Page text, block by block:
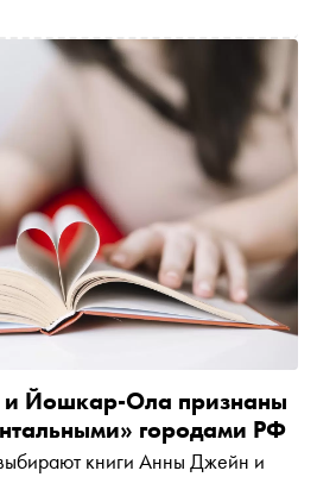
Йошкар-Ола признаны
городами РФ
книги Анны Джейн и